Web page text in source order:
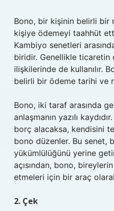
Bono, bir kişinin belirli bir
kişiye ödemeyi taahhüt
Kambiyo senetleri
biridir. Genellikle ticaretin
ilişkilerinde de kullanılır.
belirli bir ödeme tarihi ve
Bono, iki taraf arasında
anlaşmanın yazılı
borç alacaksa, kendisini
bono düzenler. Bu senet,
yükümlülüğünü yerine
açısından, bono,
etmeleri için bir araç
2. Çek